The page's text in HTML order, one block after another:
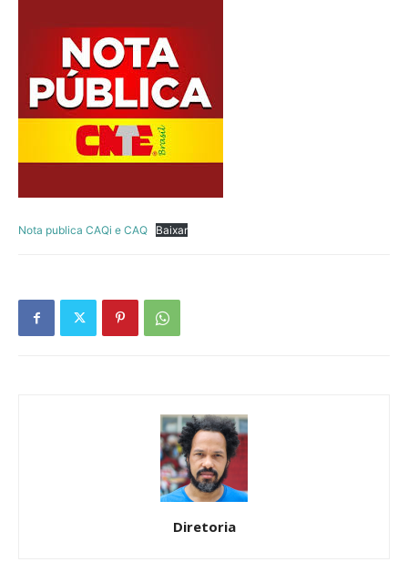
Nota publica CAQi e CAQ Baixar
Diretoria